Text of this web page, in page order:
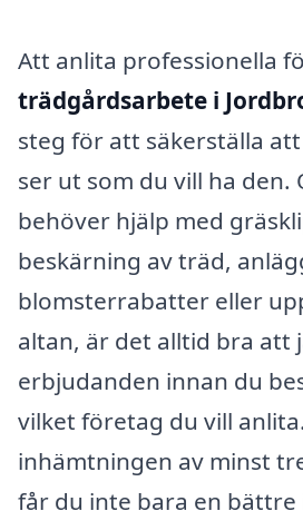
Att anlita professionella
trädgårdsarbete i
steg för att säkerställa
ser ut som du vill ha den.
behöver hjälp med
beskärning av träd,
blomsterrabatter eller
altan, är det alltid bra att
erbjudanden innan du
vilket företag du vill
inhämtningen av minst
får du inte bara en bättre